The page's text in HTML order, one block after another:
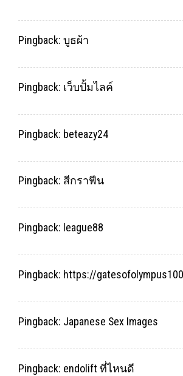
Pingback: บูธผ้า
Pingback: เว็บปั้มไลค์
Pingback: beteazy24
Pingback: สีกราฟีน
Pingback: league88
Pingback: https://
Pingback: Japanese Sex Images
Pingback: endolift ที่ไหนดี